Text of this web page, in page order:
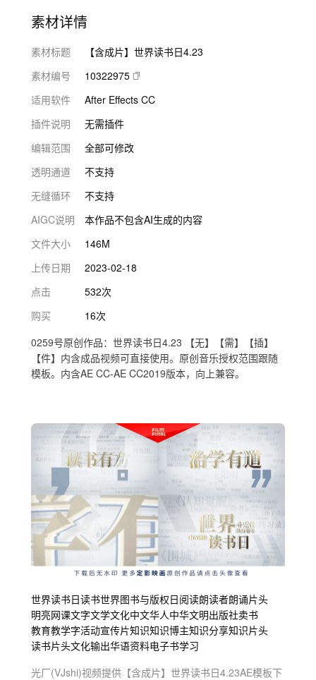
素材详情
素材标题
【含成片】世界读书日4.23
素材编号
10322975
适用软件
After Effects CC
插件说明
无需插件
编辑范围
全部可修改
透明通道
不支持
无缝循环
不支持
AIGC说明
本作品不包含AI生成的内容
文件大小
146M
上传日期
2023-02-18
点击
532次
购买
16次
0259号原创作品：世界读书日4.23 【无】【需】【插】
【件】内含成品视频可直接使用。原创音乐授权范围跟随
模板。内含AE CC-AE CC2019版本，向上兼容。
世界读书日读书世界图书与版权日阅读朗读者朗诵片头
明亮网课文字文学文化中文华人中华文明出版社卖书
教育教学字活动宣传片知识知识博主知识分享知识片头
读书片头文化输出华语资料电子书学习
光厂(VJshi)视频提供 【含成片】世界读书日4.23AE模板下